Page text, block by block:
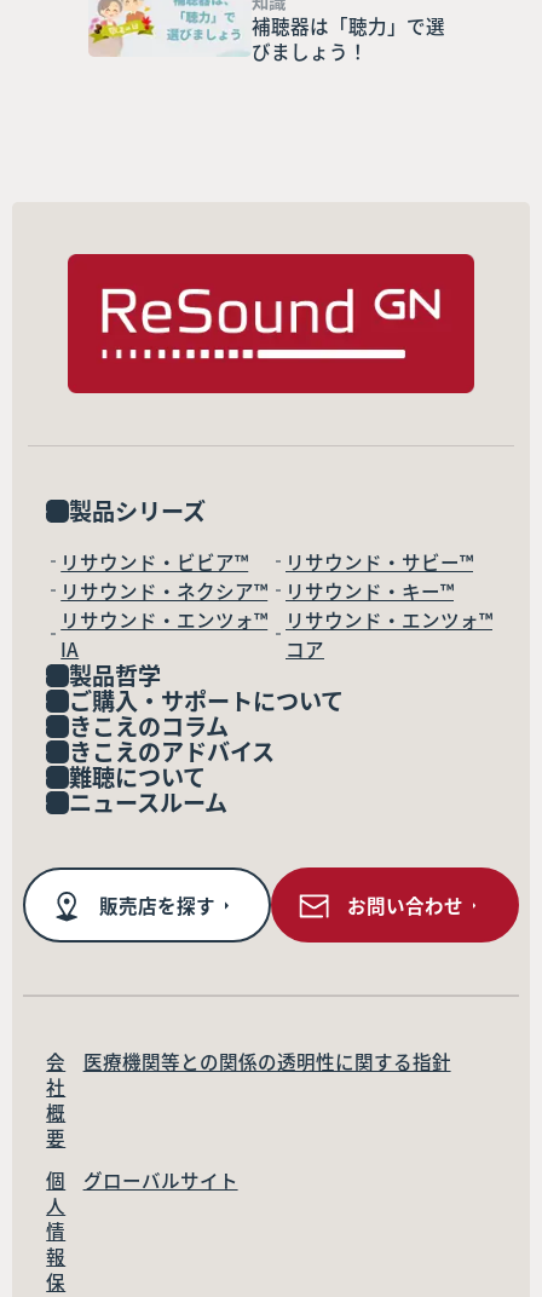
補聴器は「聴力」で選
びましょう！
製品シリーズ
リサウンド・ビビア™
リサウンド・サビー™
リサウンド・ネクシア™
リサウンド・キー™
リサウンド・エンツォ™
IA
リサウンド・エンツォ™
コア
製品哲学
ご購入・サポートについて
きこえのコラム
きこえのアドバイス
難聴について
ニュースルーム
販売店を探す お問い合わせ
会
社
概
要
医療機関等との関係の透明性に関する指針
個
人
情
報
保
グローバルサイト